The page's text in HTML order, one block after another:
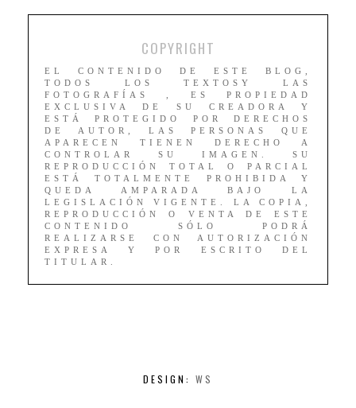
COPYRIGHT
EL CONTENIDO DE ESTE BLOG,
TODOS LOS TEXTOSY LAS
FOTOGRAFÍAS , ES PROPIEDAD
EXCLUSIVA DE SU CREADORA Y
ESTÁ PROTEGIDO POR DERECHOS
DE AUTOR, LAS PERSONAS QUE
APARECEN TIENEN DERECHO A
CONTROLAR SU IMAGEN. SU
REPRODUCCIÓN TOTAL O PARCIAL
ESTÁ TOTALMENTE PROHIBIDA Y
QUEDA AMPARADA BAJO LA
LEGISLACIÓN VIGENTE. LA COPIA,
REPRODUCCIÓN O VENTA DE ESTE
CONTENIDO SÓLO PODRÁ
REALIZARSE CON AUTORIZACIÓN
EXPRESA Y POR ESCRITO DEL
TITULAR.
DESIGN: WS